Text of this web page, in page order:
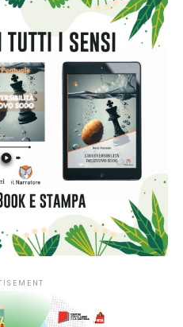
Come documenti
nel mare del tempo
di quattro secoli fa
dei loro creatori e di tutta
forse oggi un lavoro
sono compresi da tutti.
COMMENT